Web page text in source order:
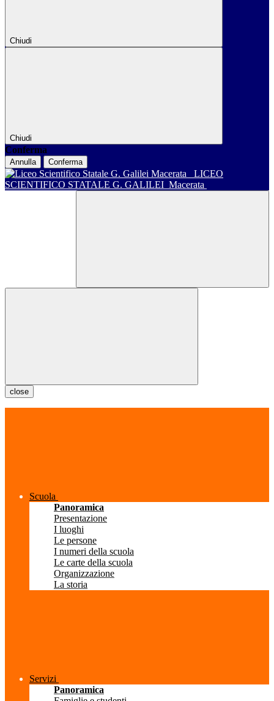
Chiudi
Chiudi
Conferma
Annulla Conferma
LICEO
SCIENTIFICO STATALE G. GALILEI Macerata
close
Scuola
Panoramica
Presentazione
I luoghi
Le persone
I numeri della scuola
Le carte della scuola
Organizzazione
La storia
Servizi
Panoramica